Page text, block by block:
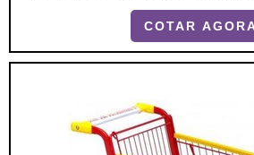
orçamento por meio da
das indústrias e conhecendo a
aquisição é mais segura. É importante lembrar que o
especializadas. Esse tipo de
garantir a...
COTAR